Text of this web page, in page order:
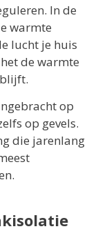
In de
warmte
lucht je huis
de warmte
op
op gevels.
die jarenlang